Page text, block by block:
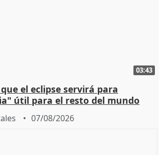
03:43
el eclipse servirá para
útil para el resto del mundo
07/08/2026